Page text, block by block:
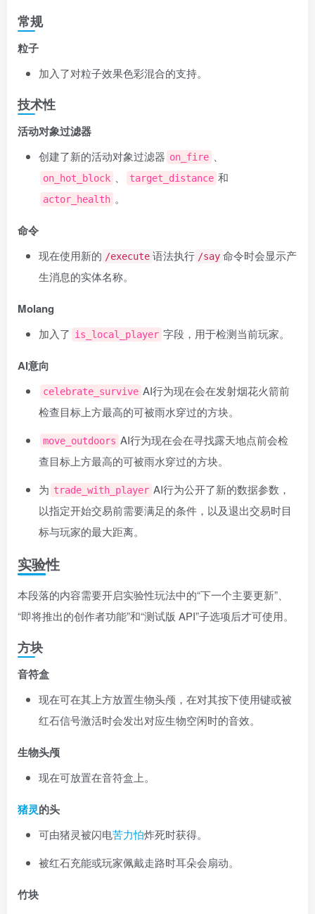
常规
粒子
加入了对粒子效果色彩混合的支持。
技术性
活动对象过滤器
创建了新的活动对象过滤器 on_fire 、
on_hot_block 、 target_distance 和
actor_health 。
命令
现在使用新的 /execute 语法执行 /say 命令时会显示产
生消息的实体名称。
Molang
加入了 is_local_player 字段，用于检测当前玩家。
AI意向
celebrate_survive AI行为现在会在发射烟花火箭前
检查目标上方最高的可被雨水穿过的方块。
move_outdoors AI行为现在会在寻找露天地点前会检
查目标上方最高的可被雨水穿过的方块。
为 trade_with_player AI行为公开了新的数据参数，
以指定开始交易前需要满足的条件，以及退出交易时目
标与玩家的最大距离。
实验性
本段落的内容需要开启实验性玩法中的“下一个主要更新”、
“即将推出的创作者功能”和“测试版 API”子选项后才可使用。
方块
音符盒
现在可在其上方放置生物头颅，在对其按下使用键或被
红石信号激活时会发出对应生物空闲时的音效。
生物头颅
现在可放置在音符盒上。
猪灵的头
可由猪灵被闪电苦力怕炸死时获得。
被红石充能或玩家佩戴走路时耳朵会扇动。
竹块